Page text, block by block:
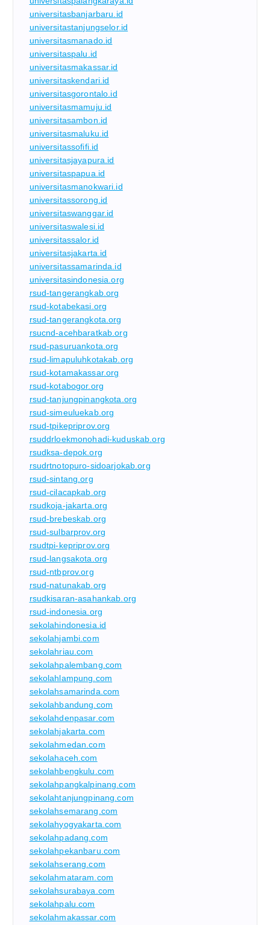
universitasbanjarbaru.id
universitastanjungselor.id
universitasmanado.id
universitaspalu.id
universitasmakassar.id
universitaskendari.id
universitasgorontalo.id
universitasmamuju.id
universitasambon.id
universitasmaluku.id
universitassofifi.id
universitasjayapura.id
universitaspapua.id
universitasmanokwari.id
universitassorong.id
universitaswanggar.id
universitaswalesi.id
universitassalor.id
universitasjakarta.id
universitassamarinda.id
universitasindonesia.org
rsud-tangerangkab.org
rsud-kotabekasi.org
rsud-tangerangkota.org
rsucnd-acehbaratkab.org
rsud-pasuruankota.org
rsud-limapuluhkotakab.org
rsud-kotamakassar.org
rsud-kotabogor.org
rsud-tanjungpinangkota.org
rsud-simeuluekab.org
rsud-tpikepriprov.org
rsuddrloekmonohadi-kuduskab.org
rsudksa-depok.org
rsudrtnotopuro-sidoarjokab.org
rsud-sintang.org
rsud-cilacapkab.org
rsudkoja-jakarta.org
rsud-brebeskab.org
rsud-sulbarprov.org
rsudtpi-kepriprov.org
rsud-langsakota.org
rsud-ntbprov.org
rsud-natunakab.org
rsudkisaran-asahankab.org
rsud-indonesia.org
sekolahindonesia.id
sekolahjambi.com
sekolahriau.com
sekolahpalembang.com
sekolahlampung.com
sekolahsamarinda.com
sekolahbandung.com
sekolahdenpasar.com
sekolahjakarta.com
sekolahmedan.com
sekolahaceh.com
sekolahbengkulu.com
sekolahpangkalpinang.com
sekolahtanjungpinang.com
sekolahsemarang.com
sekolahyogyakarta.com
sekolahpadang.com
sekolahpekanbaru.com
sekolahserang.com
sekolahmataram.com
sekolahsurabaya.com
sekolahpalu.com
sekolahmakassar.com